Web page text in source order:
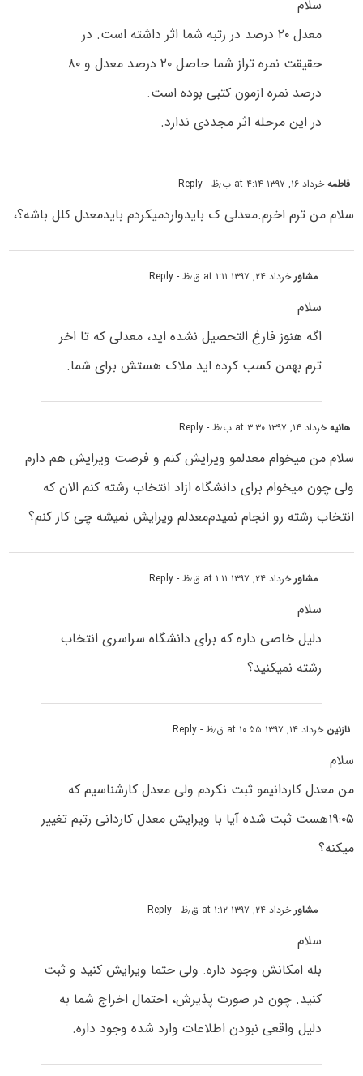
سلام
معدل ۲۰ درصد در رتبه شما اثر داشته است. در
حقیقت نمره تراز شما حاصل ۲۰ درصد معدل و ۸۰
درصد نمره ازمون کتبی بوده است.
در این مرحله اثر مجددی ندارد.
فاطمهخرداد ۱۶, ۱۳۹۷ at ۴:۱۴ ب٫ظ - Reply
سلام من ترم اخرم.معدلی ک بایدواردمیکردم بایدمعدل کلل باشه؟،
مشاورخرداد ۲۴, ۱۳۹۷ at ۱:۱۱ ق٫ظ - Reply
سلام
اگه هنوز فارغ التحصیل نشده اید، معدلی که تا اخر
ترم بهمن کسب کرده اید ملاک هستش برای شما.
هانیهخرداد ۱۴, ۱۳۹۷ at ۳:۳۰ ب٫ظ - Reply
سلام من میخوام معدلمو ویرایش کنم و فرصت ویرایش هم دارم
ولی چون میخوام برای دانشگاه ازاد انتخاب رشته کنم الان که
انتخاب رشته رو انجام نمیدم‌معدلم ویرایش نمیشه چی کار کنم؟
مشاورخرداد ۲۴, ۱۳۹۷ at ۱:۱۱ ق٫ظ - Reply
سلام
دلیل خاصی داره که برای دانشگاه سراسری انتخاب
رشته نمیکنید؟
نازنین خرداد ۱۴, ۱۳۹۷ at ۱۰:۵۵ ق٫ظ - Reply
سلام
من معدل کاردانیمو ثبت نکردم ولی معدل کارشناسیم که
۱۹:۰۵هست ثبت شده آیا با ویرایش معدل کاردانی رتبم تغییر
میکنه؟
مشاورخرداد ۲۴, ۱۳۹۷ at ۱:۱۲ ق٫ظ - Reply
سلام
بله امکانش وجود داره. ولی حتما ویرایش کنید و ثبت
کنید. چون در صورت پذیرش، احتمال اخراج شما به
دلیل واقعی نبودن اطلاعات وارد شده وجود داره.